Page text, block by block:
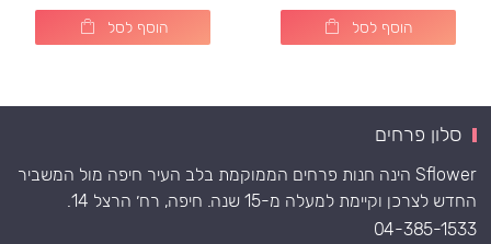
הוסף לסל הוסף לסל
סלון פרחים
Sflower הינה חנות פרחים הממוקמת בלב העיר חיפה מול המשביר
החדש לצרכן וקיימת למעלה מ-15 שנה. חיפה, רח׳ הרצל 14.
04-385-1533